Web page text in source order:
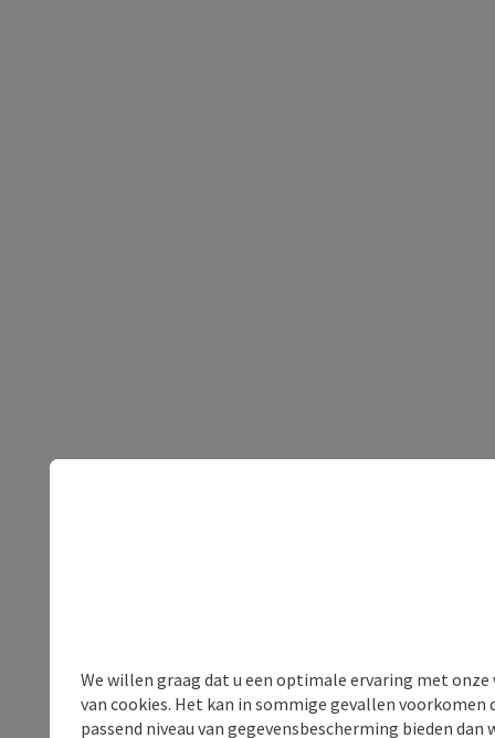
We willen graag dat u een optimale ervaring met
van cookies. Het kan in sommige gevallen voorkomen
passend niveau van gegevensbescherming bieden